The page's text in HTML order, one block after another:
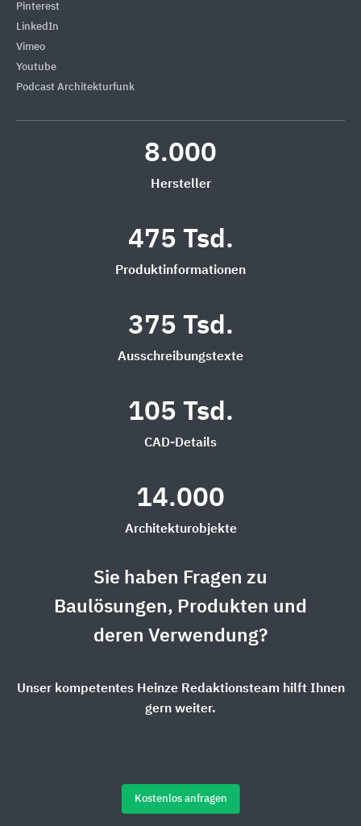
Pinterest
LinkedIn
Vimeo
Youtube
Podcast Architekturfunk
8.000
Hersteller
475 Tsd.
Produktinformationen
375 Tsd.
Ausschreibungstexte
105 Tsd.
CAD-Details
14.000
Architekturobjekte
Sie haben Fragen zu
Baulösungen, Produkten und
deren Verwendung?
Unser kompetentes Heinze Redaktionsteam hilft Ihnen
gern weiter.
Kostenlos anfragen